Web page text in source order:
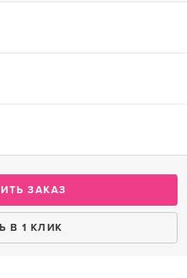
ЗАКАЗ
В 1 КЛИК